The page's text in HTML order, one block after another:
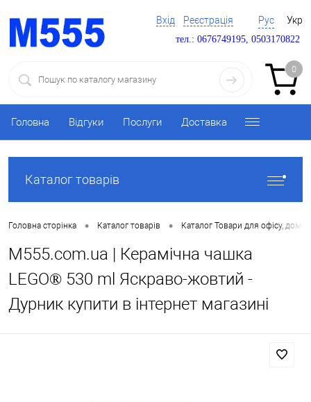
Вхід Реєстрація Рус Укр
тел.: 0676749195, 0503170822
0
Головна Відгуки Послуги Доставка
Каталог товарів
Головна сторінка • Каталог товарів • Каталог Товари для офісу, дому
M555.com.ua | Керамічна чашка
LEGO® 530 ml Яскраво-жовтий -
Дурник купити в інтернет магазині